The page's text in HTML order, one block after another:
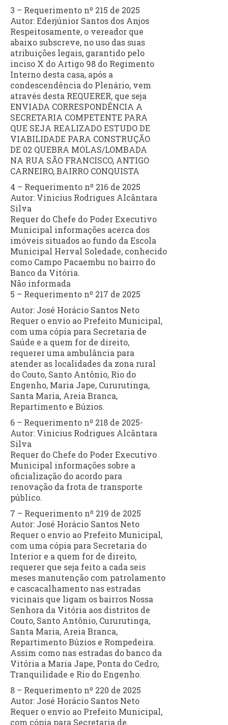
3 – Requerimento nº 215 de 2025
Autor: Ederjúnior Santos dos Anjos
Respeitosamente, o vereador que
abaixo subscreve, no uso das suas
atribuições legais, garantido pelo
inciso X do Artigo 98 do Regimento
Interno desta casa, após a
condescendência do Plenário, vem
através desta REQUERER, que seja
ENVIADA CORRESPONDÊNCIA A
SECRETARIA COMPETENTE PARA
QUE SEJA REALIZADO ESTUDO DE
VIABILIDADE PARA CONSTRUÇÃO
DE 02 QUEBRA MOLAS/LOMBADA
NA RUA SÃO FRANCISCO, ANTIGO
CARNEIRO, BAIRRO CONQUISTA
4 – Requerimento nº 216 de 2025
Autor: Vinicius Rodrigues Alcântara
Silva
Requer do Chefe do Poder Executivo
Municipal informações acerca dos
imóveis situados ao fundo da Escola
Municipal Herval Soledade, conhecido
como Campo Pacaembu no bairro do
Banco da Vitória.
Não informada
5 – Requerimento nº 217 de 2025
Autor: José Horácio Santos Neto
Requer o envio ao Prefeito Municipal,
com uma cópia para Secretaria de
Saúde e a quem for de direito,
requerer uma ambulância para
atender as localidades da zona rural
do Couto, Santo Antônio, Rio do
Engenho, Maria Jape, Cururutinga,
Santa Maria, Areia Branca,
Repartimento e Búzios.
6 – Requerimento nº 218 de 2025-
Autor: Vinicius Rodrigues Alcântara
Silva
Requer do Chefe do Poder Executivo
Municipal informações sobre a
oficialização do acordo para
renovação da frota de transporte
público.
7 – Requerimento nº 219 de 2025
Autor: José Horácio Santos Neto
Requer o envio ao Prefeito Municipal,
com uma cópia para Secretaria do
Interior e a quem for de direito,
requerer que seja feito a cada seis
meses manutenção com patrolamento
e cascacalhamento nas estradas
vicinais que ligam os bairros Nossa
Senhora da Vitória aos distritos de
Couto, Santo Antônio, Cururutinga,
Santa Maria, Areia Branca,
Repartimento Búzios e Rompedeira.
Assim como nas estradas do banco da
Vitória a Maria Jape, Ponta do Cedro,
Tranquilidade e Rio do Engenho.
8 – Requerimento nº 220 de 2025
Autor: José Horácio Santos Neto
Requer o envio ao Prefeito Municipal,
com cópia para Secretaria de